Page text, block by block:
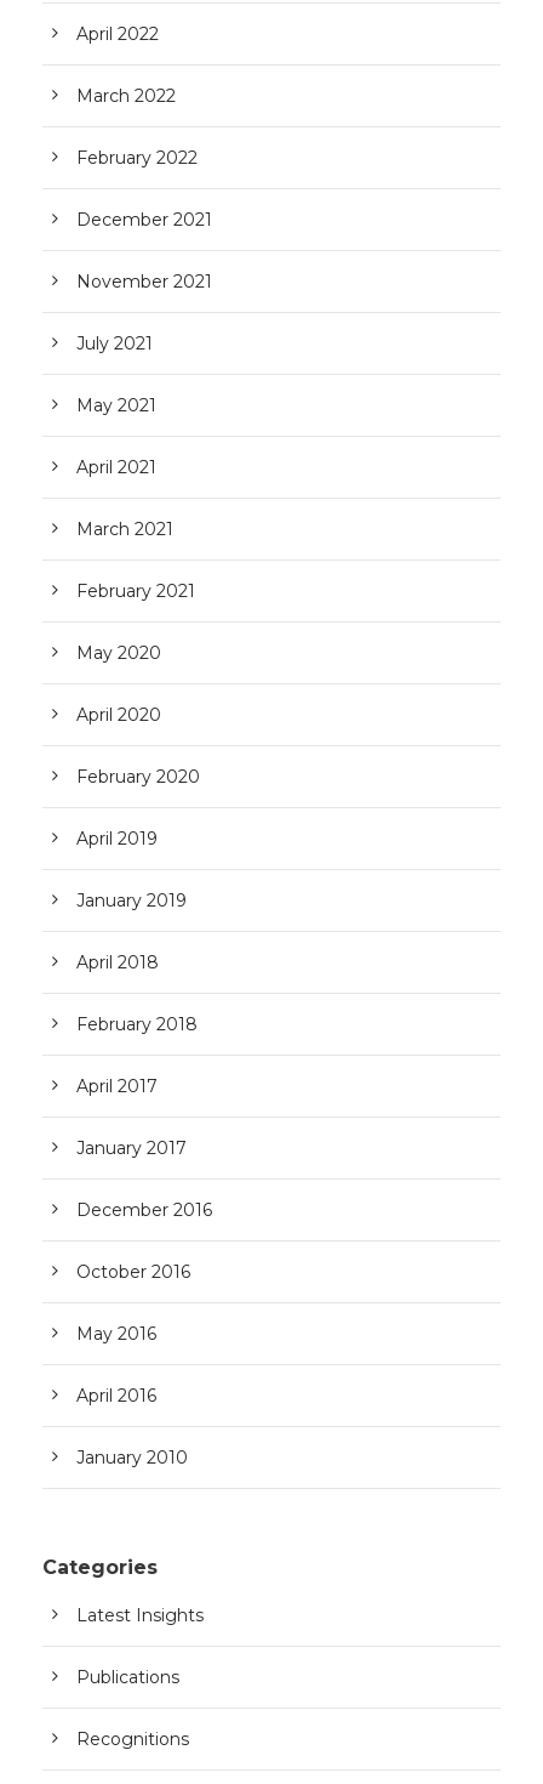
April 2022
March 2022
February 2022
December 2021
November 2021
July 2021
May 2021
April 2021
March 2021
February 2021
May 2020
April 2020
February 2020
April 2019
January 2019
April 2018
February 2018
April 2017
January 2017
December 2016
October 2016
May 2016
April 2016
January 2010
Categories
Latest Insights
Publications
Recognitions